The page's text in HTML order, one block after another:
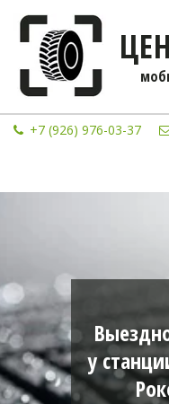
+7 (926) 976-03-37
у